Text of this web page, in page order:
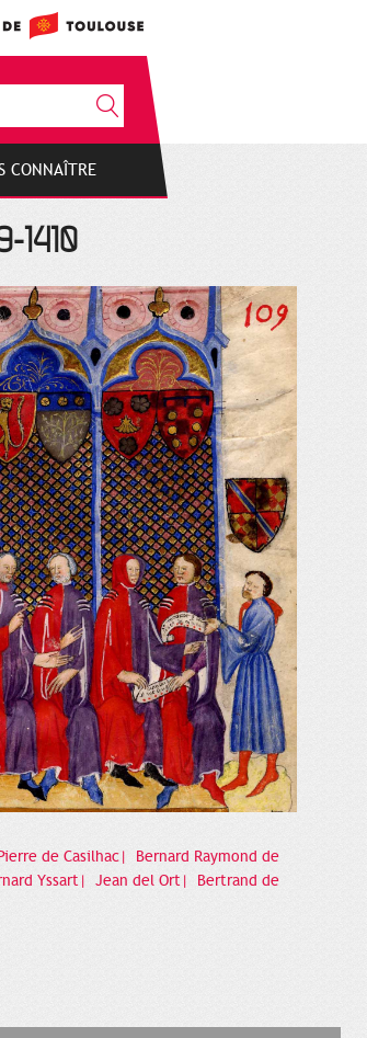
CONNAÎTRE
1410
de Casilhac|
Bernard Raymond de
Yssart| Jean del Ort|
Bertrand de